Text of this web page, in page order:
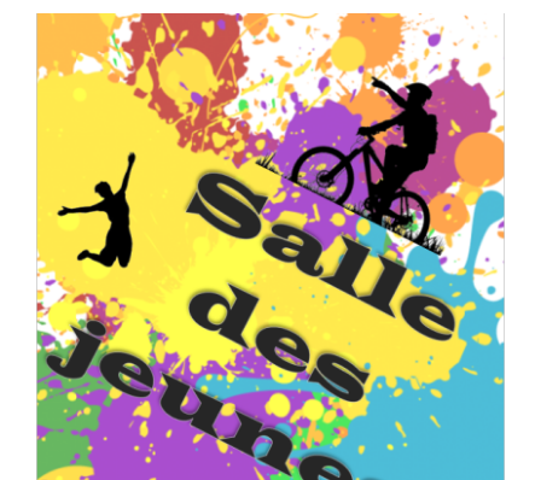
Séniors, Vie locale
Contacts